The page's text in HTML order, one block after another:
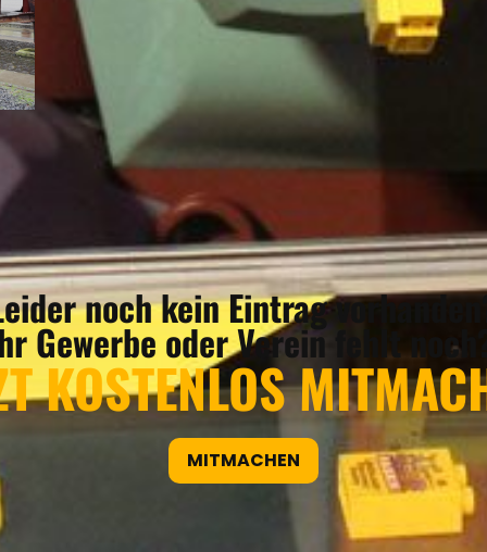
noch kein Eintrag
Gewerbe oder Verein fehlt
KOSTENLOS
MITMACHEN